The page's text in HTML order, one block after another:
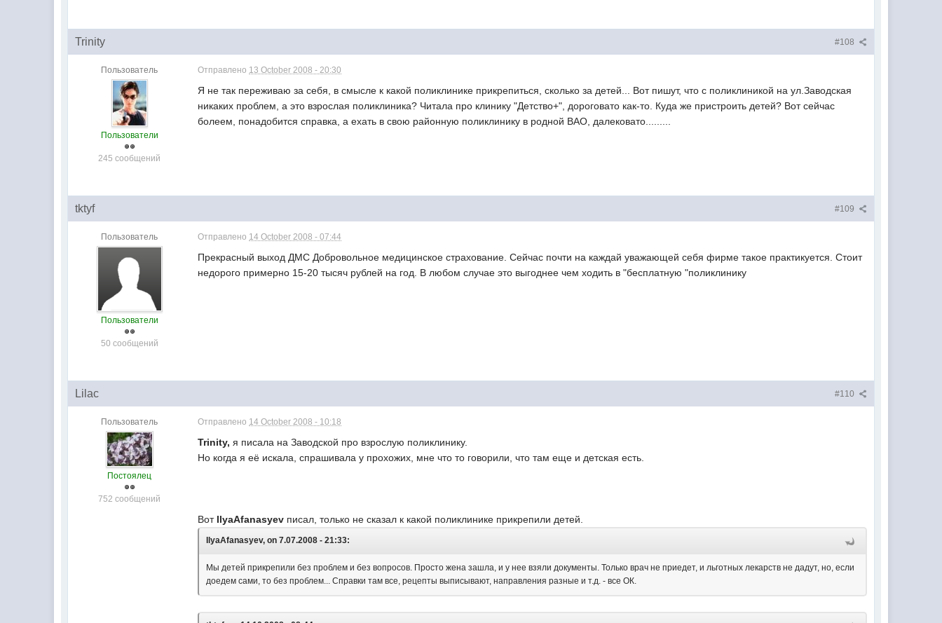
#108
Trinity
Пользователь
Пользователи
245 сообщений
Отправлено 13 October 2008 - 20:30
Я не так переживаю за себя, в смысле к какой поликлинике прикрепиться, сколько за детей... Вот пишут, что с поликлиникой на ул.Заводская
никаких проблем, а это взрослая поликлиника? Читала про клинику "Детство+", дороговато как-то. Куда же пристроить детей? Вот сейчас
болеем, понадобится справка, а ехать в свою районную поликлинику в родной ВАО, далековато.........
#109
tktyf
Пользователь
Пользователи
50 сообщений
Отправлено 14 October 2008 - 07:44
Прекрасный выход ДМС Добровольное медицинское страхование. Сейчас почти на каждай уважающей себя фирме такое практикуется. Стоит
недорого примерно 15-20 тысяч рублей на год. В любом случае это выгоднее чем ходить в "бесплатную "поликлинику
#110
Lilac
Пользователь
Постоялец
752 сообщений
Отправлено 14 October 2008 - 10:18
Trinity,я писала на Заводской про взрослую поликлинику.
Но когда я её искала, спрашивала у прохожих, мне что то говорили, что там еще и детская есть.
Вот IlyaAfanasyev писал, только не сказал к какой поликлинике прикрепили детей.
IlyaAfanasyev, on 7.07.2008 - 21:33:
Мы детей прикрепили без проблем и без вопросов. Просто жена зашла, и у нее взяли документы. Только врач не приедет, и льготных лекарств не дадут, но, если
доедем сами, то без проблем... Справки там все, рецепты выписывают, направления разные и т.д. - все ОК.